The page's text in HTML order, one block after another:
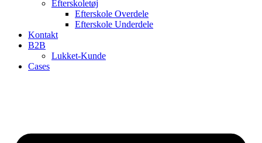
Efterskoletøj
Efterskole Overdele
Efterskole Underdele
Kontakt
B2B
Lukket-Kunde
Cases